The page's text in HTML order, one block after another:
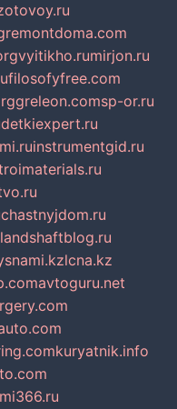
remontdoma.com
vyitikho.rumirjon.ru
filosofyfree.com
greleon.comsp-or.ru
detkiexpert.ru
instrumentgid.ru
chastnyjdom.ru
landshaftblog.ru
lcna.kz
avtoguru.net
kuryatnik.info